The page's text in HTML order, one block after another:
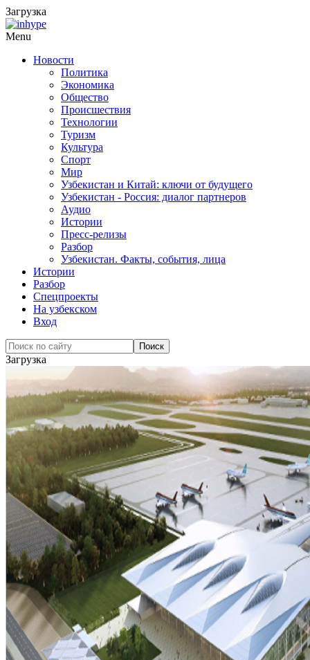
Загрузка
Menu
Новости
Политика
Экономика
Общество
Происшествия
Технологии
Туризм
Культура
Спорт
Мир
Узбекистан и Китай: ключи от будущего
Узбекистан - Россия: диалог партнеров
Аудио
Истории
Пресс-релизы
Разбор
Узбекистан. Факты, события, лица
Истории
Разбор
Спецпроекты
На узбекском
Вход
Загрузка